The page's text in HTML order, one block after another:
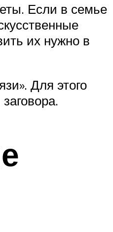
Если в семье
их нужно в
Для этого